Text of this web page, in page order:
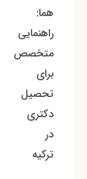
هما:
راهنمایی
متخصص
برای
تحصیل
دکتری
در
ترکیه